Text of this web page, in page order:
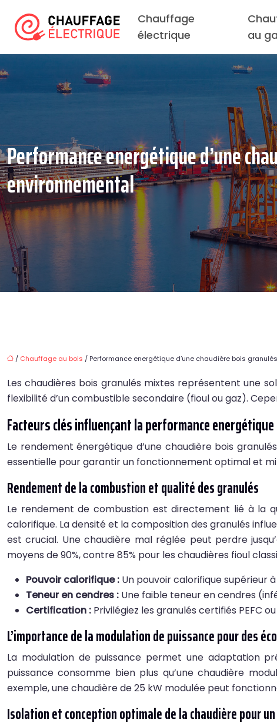
Chauffage
électrique
au
Performance energétique d’une
environnemental
/ Chauffage au bois / Performance energétique d’une chaudière bois
Les chaudières bois granulés mixtes représentent une
flexibilité d’un combustible secondaire (fioul ou gaz).
Facteurs clés influençant la performance
Le rendement énergétique d’une chaudière bois
essentielle pour garantir un fonctionnement optimal et
Rendement de la combustion et qualité des granulés
Le rendement de combustion est directement lié à la
calorifique. La densité et la composition des granulés
est crucial. Une chaudière mal réglée peut perdre
moyens de 90%, contre 85% pour les chaudières fioul
Pouvoir calorifique : Un pouvoir calorifique supérieur
Teneur en cendres : Une faible teneur en cendres
Certification : Privilégiez les granulés certifiés PEFC
L’importance de la modulation de puissance pour des
La modulation de puissance permet une adaptation
puissance consomme bien plus qu’une chaudière
exemple, une chaudière de 25 kW modulée peut
Isolation et conception optimale de la chaudière pour